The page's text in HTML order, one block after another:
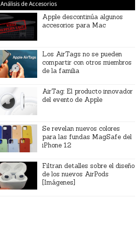
Análisis de Accesorios
Apple descontinúa algunos
accesorios para Mac
Los AirTags no se pueden
compartir con otros miembros
de la familia
AirTag: El producto innovador
del evento de Apple
Se revelan nuevos colores
para las fundas MagSafe del
iPhone 12
Filtran detalles sobre el diseño
de los nuevos AirPods
[Imágenes]